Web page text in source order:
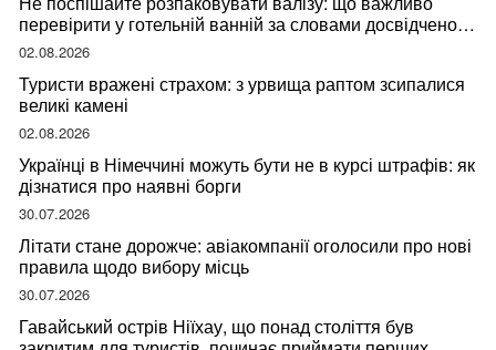
перевірити у готельній ванній за словами досвідченої
мандрівниці
02.08.2026
Туристи вражені страхом: з урвища раптом зсипалися
великі камені
02.08.2026
Українці в Німеччині можуть бути не в курсі штрафів: як
дізнатися про наявні борги
30.07.2026
Літати стане дорожче: авіакомпанії оголосили про нові
правила щодо вибору місць
30.07.2026
Гавайський острів Ніїхау, що понад століття був